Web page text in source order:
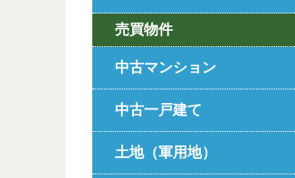
売買物件
中古マンション
中古一戸建て
土地（軍用地）